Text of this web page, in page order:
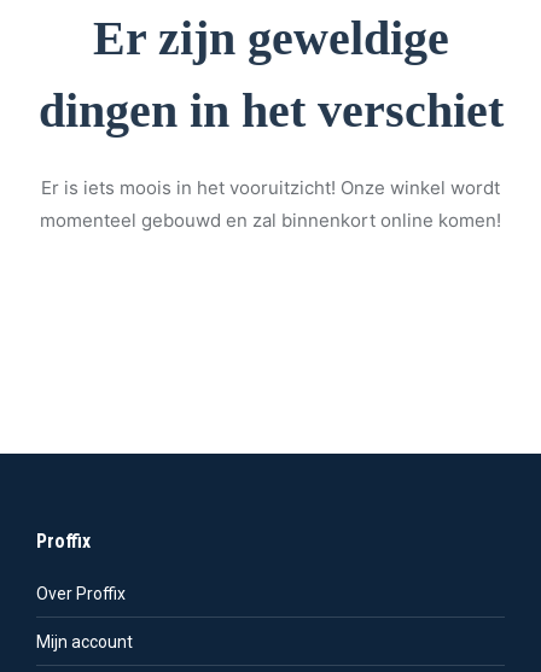
Er zijn geweldige
dingen in het verschiet
Er is iets moois in het vooruitzicht! Onze winkel wordt
momenteel gebouwd en zal binnenkort online komen!
Proffix
Over Proffix
Mijn account